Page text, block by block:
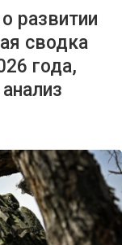
развитии
сводка
года,